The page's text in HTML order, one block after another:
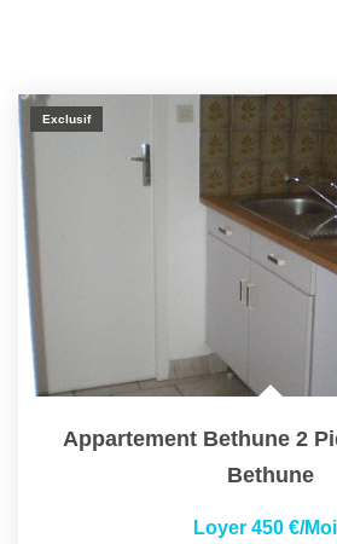
Exclusif
Appartement Bethune 2
Bethune
Loyer 450 €/